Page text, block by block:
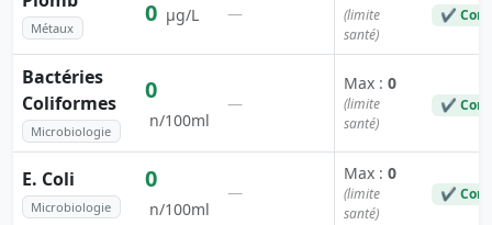
Métaux
0 µg/L —
(limite
santé)
✔
Bactéries
Coliformes
Microbiologie
0
n/100ml
—
Max : 0
(limite
santé)
✔
E. Coli
Microbiologie
0
n/100ml
—
Max : 0
(limite
santé)
✔